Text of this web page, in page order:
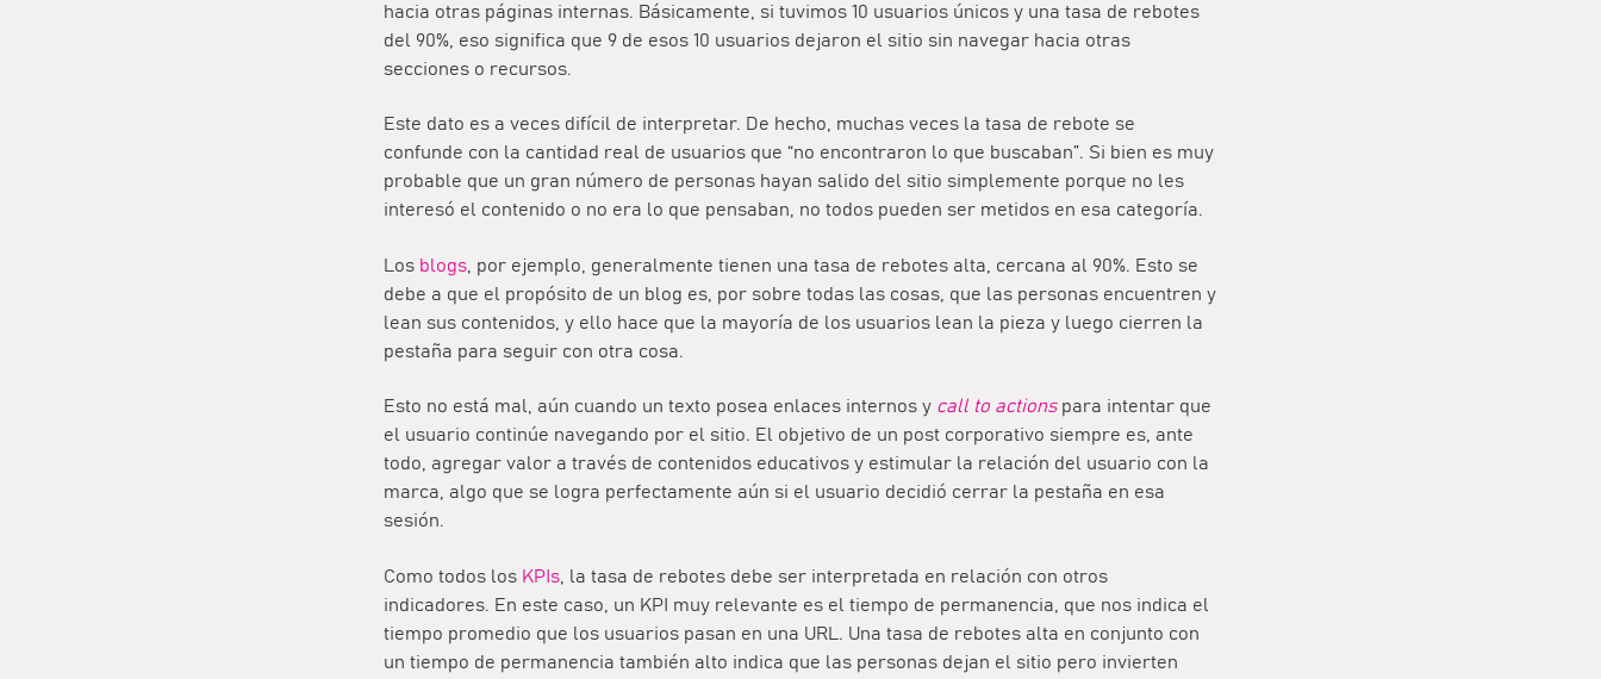
hacia otras páginas internas. Básicamente, si tuvimos 10 usuarios únicos y una tasa de rebotes
del 90%, eso significa que 9 de esos 10 usuarios dejaron el sitio sin navegar hacia otras
secciones o recursos.
Este dato es a veces difícil de interpretar. De hecho, muchas veces la tasa de rebote se
confunde con la cantidad real de usuarios que “no encontraron lo que buscaban”. Si bien es muy
probable que un gran número de personas hayan salido del sitio simplemente porque no les
interesó el contenido o no era lo que pensaban, no todos pueden ser metidos en esa categoría.
Los blogs , por ejemplo, generalmente tienen una tasa de rebotes alta, cercana al 90%. Esto se
debe a que el propósito de un blog es, por sobre todas las cosas, que las personas encuentren y
lean sus contenidos, y ello hace que la mayoría de los usuarios lean la pieza y luego cierren la
pestaña para seguir con otra cosa.
Esto no está mal, aún cuando un texto posea enlaces internos y call to actionspara intentar que
el usuario continúe navegando por el sitio. El objetivo de un post corporativo siempre es, ante
todo, agregar valor a través de contenidos educativos y estimular la relación del usuario con la
marca, algo que se logra perfectamente aún si el usuario decidió cerrar la pestaña en esa
sesión.
Como todos los KPIs , la tasa de rebotes debe ser interpretada en relación con otros
indicadores. En este caso, un KPI muy relevante es el tiempo de permanencia, que nos indica el
tiempo promedio que los usuarios pasan en una URL. Una tasa de rebotes alta en conjunto con
un tiempo de permanencia también alto indica que las personas dejan el sitio pero invierten